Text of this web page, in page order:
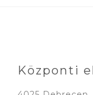
Központi